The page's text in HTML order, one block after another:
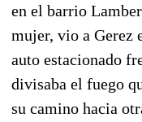
en el barrio
mujer, vio a Gerez
auto estacionado
divisaba el fuego
su camino hacia